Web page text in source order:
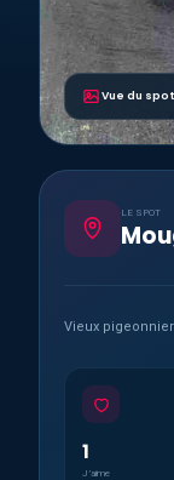
Vue du spot
LE SPOT
Vieux pigeonnier
1
J’aime